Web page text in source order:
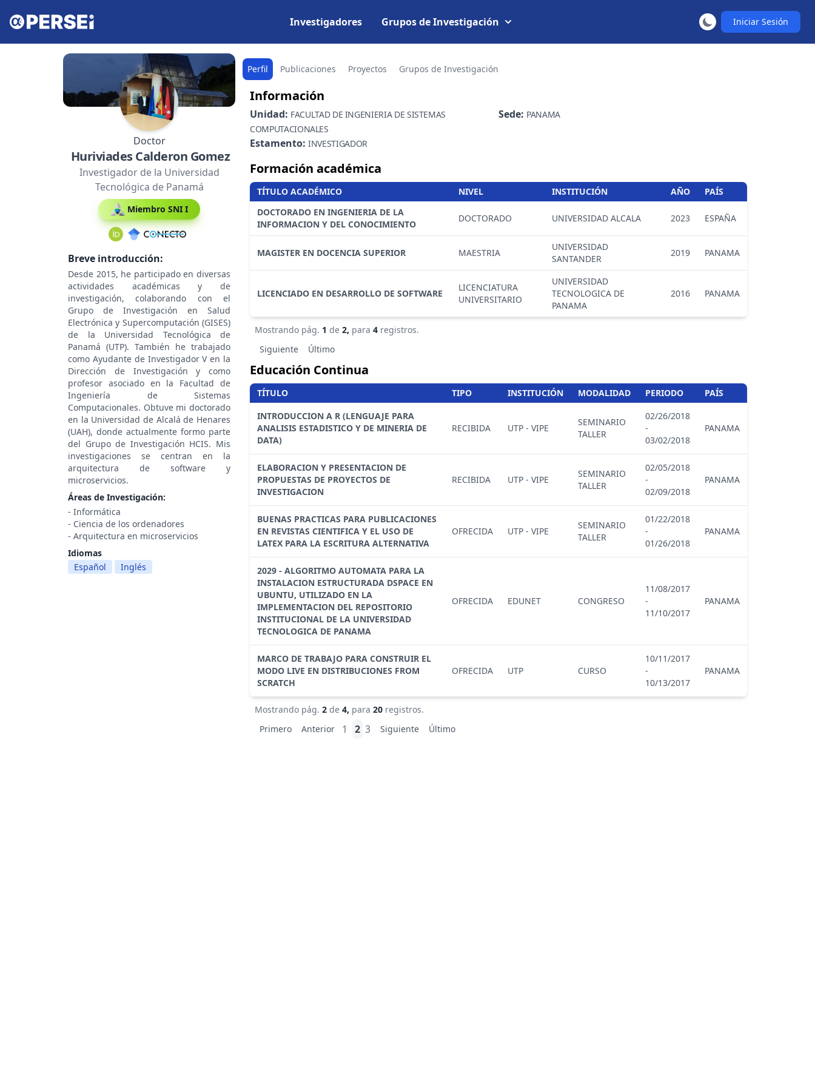
Iniciar Sesión
Investigadores Grupos de Investigación
Doctor
Huriviades Calderon Gomez
Investigador de la Universidad
Tecnológica de Panamá
Miembro SNI I
Breve introducción:
Desde 2015, he participado en diversas
actividades académicas y de
investigación, colaborando con el
Grupo de Investigación en Salud
Electrónica y Supercomputación (GISES)
de la Universidad Tecnológica de
Panamá (UTP). También he trabajado
como Ayudante de Investigador V en la
Dirección de Investigación y como
profesor asociado en la Facultad de
Ingeniería de Sistemas
Computacionales. Obtuve mi doctorado
en la Universidad de Alcalá de Henares
(UAH), donde actualmente formo parte
del Grupo de Investigación HCIS. Mis
investigaciones se centran en la
arquitectura de software y
microservicios.
Áreas de Investigación:
- Informática
- Ciencia de los ordenadores
- Arquitectura en microservicios
Idiomas
Español
Inglés
Perfil Publicaciones Proyectos Grupos de Investigación
Información
Unidad: FACULTAD DE INGENIERIA DE SISTEMAS
COMPUTACIONALES
Sede: PANAMA
Estamento: INVESTIGADOR
Formación académica
TÍTULO ACADÉMICO NIVEL INSTITUCIÓN AÑO
PAÍS
DOCTORADO EN INGENIERIA DE LA
INFORMACION Y DEL CONOCIMIENTO
DOCTORADO UNIVERSIDAD ALCALA 2023 ESPAÑA
MAGISTER EN DOCENCIA SUPERIOR MAESTRIA
UNIVERSIDAD
SANTANDER
2019 PANAMA
LICENCIADO EN DESARROLLO DE SOFTWARE
LICENCIATURA
UNIVERSITARIO
UNIVERSIDAD
TECNOLOGICA DE
PANAMA
2016 PANAMA
Mostrando pág. 1 de 2, para 4 registros.
Siguiente
Último
Educación Continua
TÍTULO TIPO INSTITUCIÓN MODALIDAD PERIODO
PAÍS
INTRODUCCION A R (LENGUAJE PARA
ANALISIS ESTADISTICO Y DE MINERIA DE
DATA)
RECIBIDA UTP - VIPE
SEMINARIO
TALLER
02/26/2018
-
03/02/2018
PANAMA
ELABORACION Y PRESENTACION DE
PROPUESTAS DE PROYECTOS DE
INVESTIGACION
RECIBIDA UTP - VIPE
SEMINARIO
TALLER
02/05/2018
-
02/09/2018
PANAMA
BUENAS PRACTICAS PARA PUBLICACIONES
EN REVISTAS CIENTIFICA Y EL USO DE
LATEX PARA LA ESCRITURA ALTERNATIVA
OFRECIDA UTP - VIPE
SEMINARIO
TALLER
01/22/2018
-
01/26/2018
PANAMA
2029 - ALGORITMO AUTOMATA PARA LA
INSTALACION ESTRUCTURADA DSPACE EN
UBUNTU, UTILIZADO EN LA
IMPLEMENTACION DEL REPOSITORIO
INSTITUCIONAL DE LA UNIVERSIDAD
TECNOLOGICA DE PANAMA
OFRECIDA EDUNET CONGRESO
11/08/2017
-
11/10/2017
PANAMA
MARCO DE TRABAJO PARA CONSTRUIR EL
MODO LIVE EN DISTRIBUCIONES FROM
SCRATCH
OFRECIDA UTP CURSO
10/11/2017
-
10/13/2017
PANAMA
Mostrando pág. 2 de 4, para 20 registros.
Primero
Anterior 1 2 3 Siguiente Último